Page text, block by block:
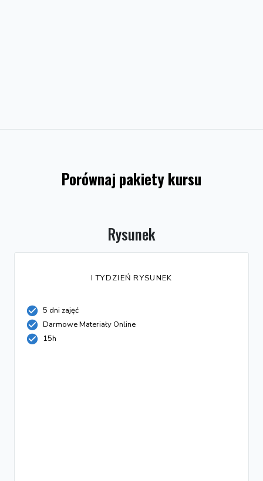
Porównaj pakiety kursu
Rysunek
I TYDZIEŃ RYSUNEK
5 dni zajęć
Darmowe Materiały Online
15h